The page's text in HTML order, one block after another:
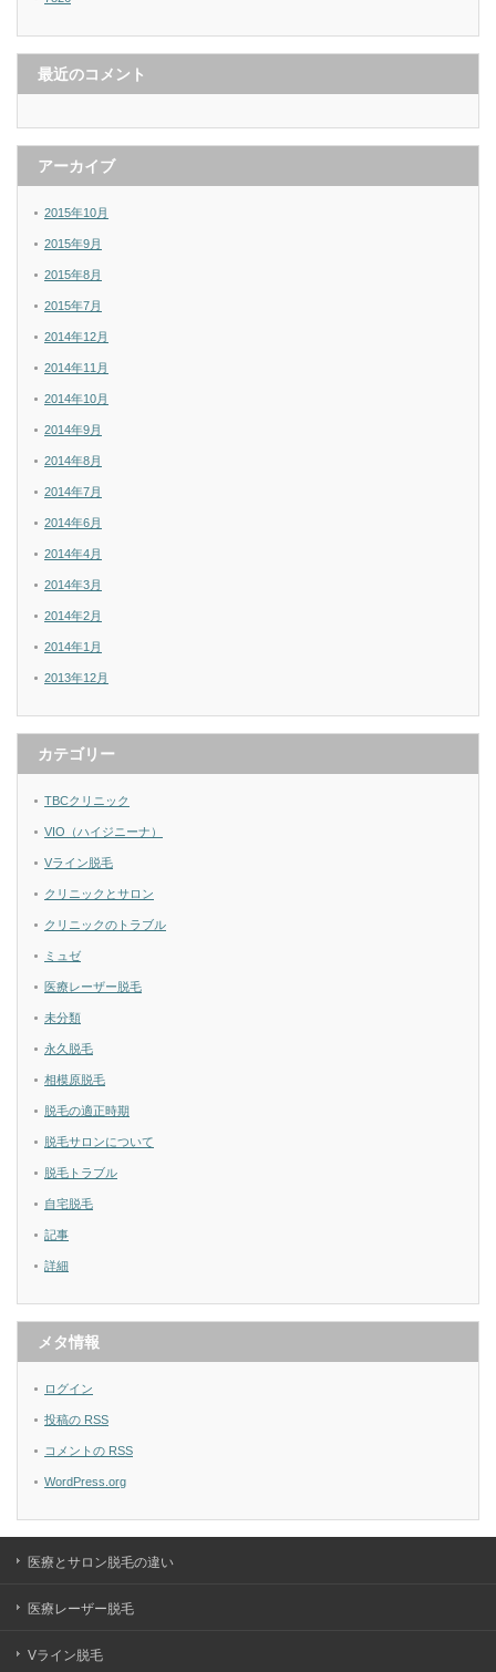
最近のコメント
アーカイブ
2015年10月
2015年9月
2015年8月
2015年7月
2014年12月
2014年11月
2014年10月
2014年9月
2014年8月
2014年7月
2014年6月
2014年4月
2014年3月
2014年2月
2014年1月
2013年12月
カテゴリー
TBCクリニック
VIO（ハイジニーナ）
Vライン脱毛
クリニックとサロン
クリニックのトラブル
ミュゼ
医療レーザー脱毛
未分類
永久脱毛
相模原脱毛
脱毛の適正時期
脱毛サロンについて
脱毛トラブル
自宅脱毛
記事
詳細
メタ情報
ログイン
投稿の RSS
コメントの RSS
WordPress.org
医療とサロン脱毛の違い
医療レーザー脱毛
Vライン脱毛